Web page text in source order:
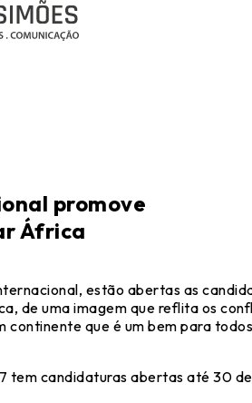
promove
África
estão abertas as
de uma imagem que reflita os
continente que é um bem para
tem candidaturas abertas até 30